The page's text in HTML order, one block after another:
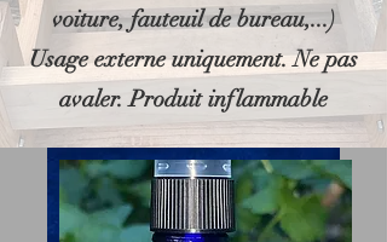
voiture, fauteuil de bureau,...)
Usage externe uniquement. Ne pas
avaler. Produit inflammable